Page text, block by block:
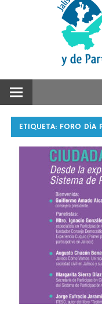
ETIQUETA: FORO DÍA